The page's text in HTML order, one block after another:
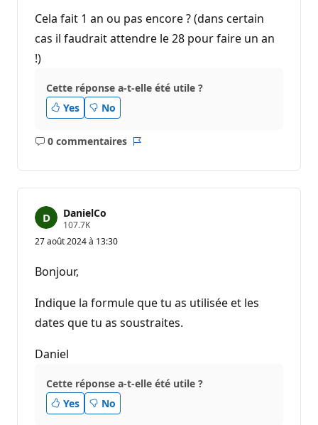
Cela fait 1 an ou pas encore ? (dans certain
cas il faudrait attendre le 28 pour faire un an
!)
Cette réponse a-t-elle été utile ?
Yes
No
0 commentaires
Aucun
DanielCo
107.7KP
o
i
e
r
é
p
i
o
n
27 août 2024 à 13:30
Bonjour,
Indique la formule que tu as utilisée et les
dates que tu as soustraites.
Daniel
Cette réponse a-t-elle été utile ?
Yes
No